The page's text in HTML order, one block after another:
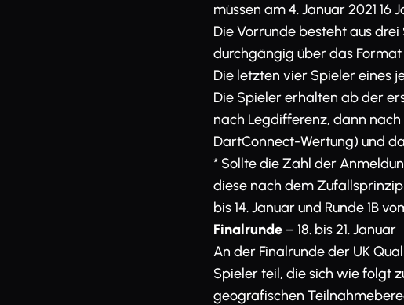
müssen am 4. Januar 2021 16
Die Vorrunde besteht aus
durchgängig über das Format
Die letzten vier Spieler eines
Die Spieler erhalten ab der
nach Legdifferenz, dann
DartConnect-Wertung) und
* Sollte die Zahl der
diese nach dem Zufallsprinzip
bis 14. Januar und Runde 1B
Finalrunde – 18. bis 21. Januar
An der Finalrunde der UK
Spieler teil, die sich wie folgt
geografischen